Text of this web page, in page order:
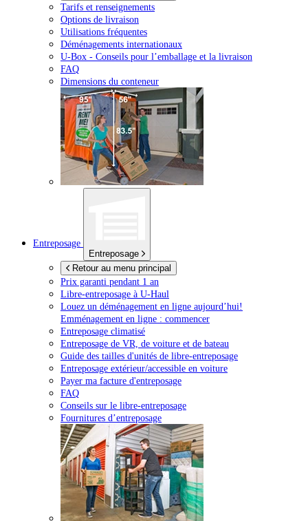
Tarifs et renseignements
Options de livraison
Utilisations fréquentes
Déménagements internationaux
U-Box - Conseils pour l’emballage et la livraison
FAQ
Dimensions du conteneur
Entreposage
Entreposage
Retour au menu principal
Prix garanti pendant 1 an
Libre-entreposage à U-Haul
Louez un déménagement en ligne aujourd’hui!
Emménagement en ligne : commencer
Entreposage climatisé
Entreposage de VR, de voiture et de bateau
Guide des tailles d'unités de libre-entreposage
Entreposage extérieur/accessible en voiture
Payer ma facture d'entreposage
FAQ
Conseils sur le libre-entreposage
Fournitures d’entreposage